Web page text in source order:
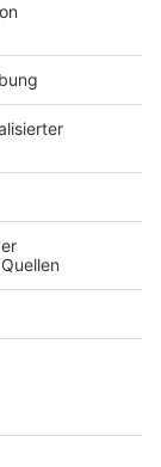
(NeSt) ist
Finanzen,
und
und der
erneut um
spürbar.
der